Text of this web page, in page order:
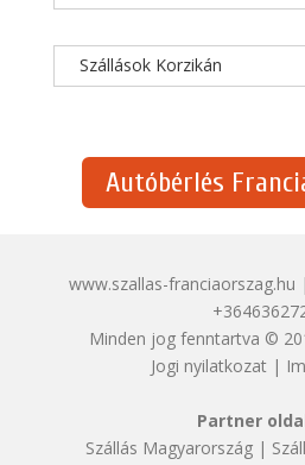
Szállások Korzikán
Autóbérlés
www.szallas-
Minden jog fenntartva ©
Jogi nyilatkozat|
Partner
Szállás Magyarország|